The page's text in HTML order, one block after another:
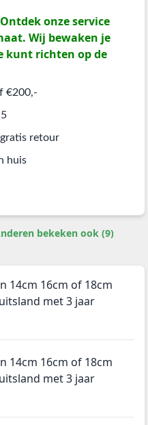
onze service
Wij bewaken je
kunt richten op de
€200,-
retour
huis
bekeken ook (9)
14cm 16cm of 18cm
met 3 jaar
14cm 16cm of 18cm
met 3 jaar